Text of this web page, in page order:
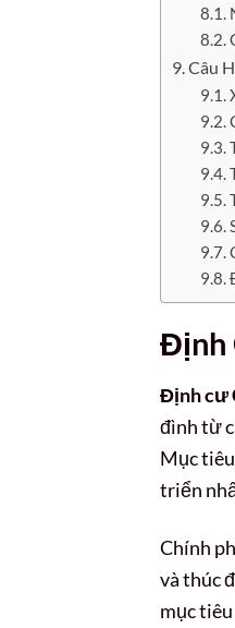
Câu
Định
Định cư
đình từ
Mục
triển
Chính
và thúc
mục